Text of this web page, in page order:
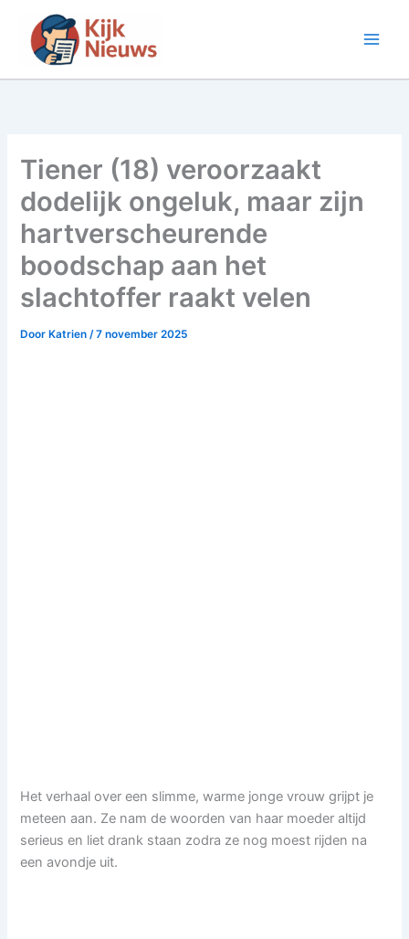
inhoud
Tiener (18) veroorzaakt
dodelijk ongeluk, maar zijn
hartverscheurende
boodschap aan het
slachtoffer raakt velen
Door Katrien/7 november 2025
Het verhaal over een slimme, warme jonge vrouw grijpt je
meteen aan. Ze nam de woorden van haar moeder altijd
serieus en liet drank staan zodra ze nog moest rijden na
een avondje uit.